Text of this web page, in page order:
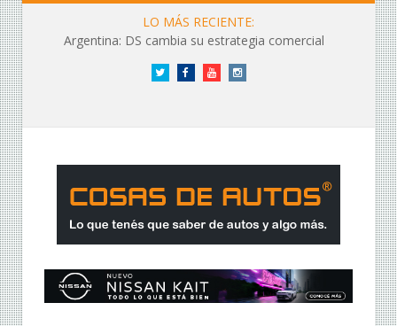
LO MÁS RECIENTE:
Argentina: DS cambia su estrategia comercial
Twitter FacebookYouTubeInstagram